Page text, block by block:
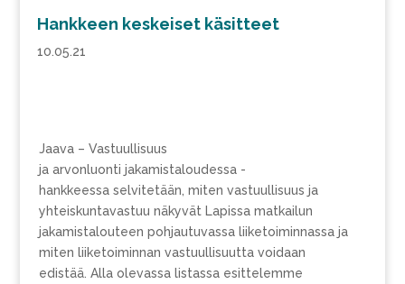
Hankkeen keskeiset käsitteet
10.05.21
Jaava – Vastuullisuus
ja arvonluonti jakamistaloudessa -
hankkeessa selvitetään, miten vastuullisuus ja
yhteiskuntavastuu näkyvät Lapissa matkailun
jakamistalouteen pohjautuvassa liiketoiminnassa ja
miten liiketoiminnan vastuullisuutta voidaan
edistää. Alla olevassa listassa esittelemme